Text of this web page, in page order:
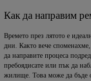
Как да направим
Времето през лятото е
дни. Както вече
да направите процеса
пребоядисате или пък да
жилище. Това може да бъде